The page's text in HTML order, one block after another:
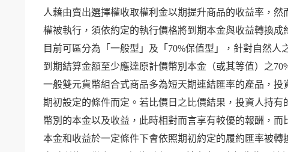
人藉由賣出選擇權收取權利金以期提升商品的收益率，
權被執行，須依約定的執行價格將到期本金與收益轉換
目前可區分為「一般型」及「70%保值型」，針對自然
到期結算金額至少應達原計價幣別本金（或其等值）之
一般雙元貨幣組合式商品多為短天期連結匯率的產品，
期初設定的條件而定。若比價日之比價結果，投資人持
幣別的本金以及收益，此時相對而言享有較優的報酬，
本金和收益於一定條件下會依照期初約定的履約匯率被